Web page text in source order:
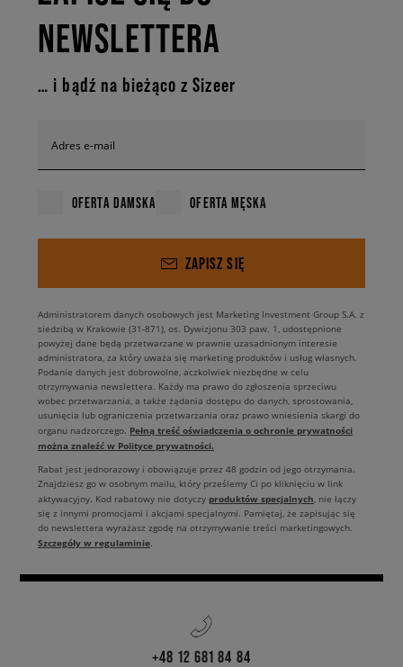
NEWSLETTERA
… i bądź na bieżąco z Sizeer
Adres e-mail
OFERTA DAMSKA OFERTA MĘSKA
ZAPISZ SIĘ
Administratorem danych osobowych jest Marketing Investment Group S.A. z
siedzibą w Krakowie (31-871), os. Dywizjonu 303 paw. 1, udostępnione
powyżej dane będą przetwarzane w prawnie uzasadnionym interesie
administratora, za który uważa się marketing produktów i usług własnych.
Podanie danych jest dobrowolne, aczkolwiek niezbędne w celu
otrzymywania newslettera. Każdy ma prawo do zgłoszenia sprzeciwu
wobec przetwarzania, a także żądania dostępu do danych, sprostowania,
usunięcia lub ograniczenia przetwarzania oraz prawo wniesienia skargi do
organu nadzorczego. Pełną treść oświadczenia o ochronie prywatności
można znaleźć w Polityce prywatności.
Rabat jest jednorazowy i obowiązuje przez 48 godzin od jego otrzymania.
Znajdziesz go w osobnym mailu, który prześlemy Ci po kliknięciu w link
aktywacyjny. Kod rabatowy nie dotyczy produktów specjalnych, nie łączy
się z innymi promocjami i akcjami specjalnymi. Pamiętaj, że zapisując się
do newslettera wyrażasz zgodę na otrzymywanie treści marketingowych.
Szczegóły w regulaminie.
+48 12 681 84 84